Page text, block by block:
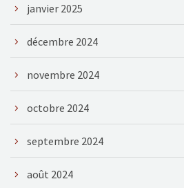
janvier 2025
décembre 2024
novembre 2024
octobre 2024
septembre 2024
août 2024